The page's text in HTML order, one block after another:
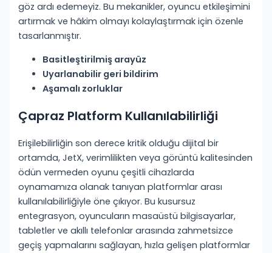
göz ardı edemeyiz. Bu mekanikler, oyuncu etkileşimini
artırmak ve hâkim olmayı kolaylaştırmak için özenle
tasarlanmıştır.
Basitleştirilmiş arayüz
Uyarlanabilir geri bildirim
Aşamalı zorluklar
Çapraz Platform Kullanılabilirliği
Erişilebilirliğin son derece kritik olduğu dijital bir
ortamda, JetX, verimlilikten veya görüntü kalitesinden
ödün vermeden oyunu çeşitli cihazlarda
oynamamıza olanak tanıyan platformlar arası
kullanılabilirliğiyle öne çıkıyor. Bu kusursuz
entegrasyon, oyuncuların masaüstü bilgisayarlar,
tabletler ve akıllı telefonlar arasında zahmetsizce
geçiş yapmalarını sağlayan, hızla gelişen platformlar